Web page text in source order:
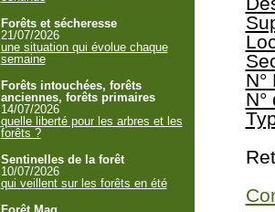
N°
N°
Forêts et sécheresse
21/07/2026
une situation qui évolue chaque
semaine
Forêts intouchées, forêts
anciennes, forêts primaires
14/07/2026
quelle liberté pour les arbres et les
forêts ?
Sentinelles de la forêt
10/07/2026
qui veillent sur les forêts en été